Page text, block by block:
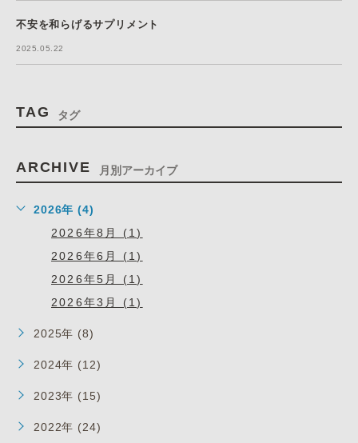
不安を和らげるサプリメント
2025.05.22
TAG タグ
ARCHIVE 月別アーカイブ
2026年 (4)
2026年8月 (1)
2026年6月 (1)
2026年5月 (1)
2026年3月 (1)
2025年 (8)
2024年 (12)
2023年 (15)
2022年 (24)